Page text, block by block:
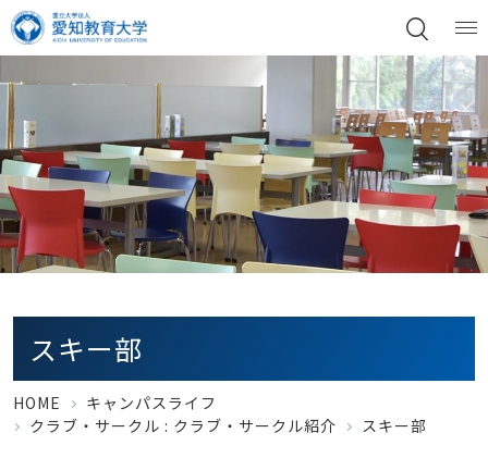
スキー部
HOME
キャンパスライフ
クラブ・サークル : クラブ・サークル紹介 スキー部